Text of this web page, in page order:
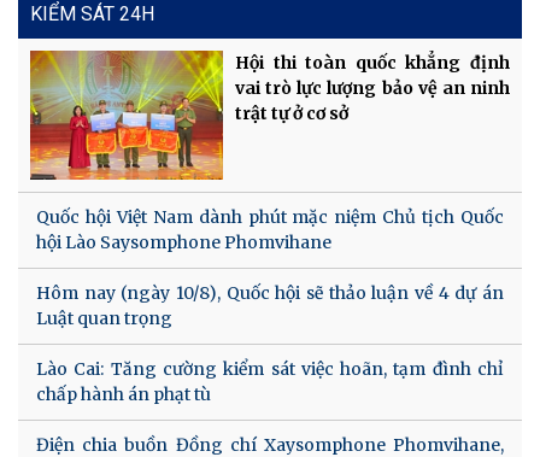
KIỂM SÁT 24H
Hội thi toàn quốc khẳng định
vai trò lực lượng bảo vệ an ninh
trật tự ở cơ sở
Quốc hội Việt Nam dành phút mặc niệm Chủ tịch Quốc
hội Lào Saysomphone Phomvihane
Hôm nay (ngày 10/8), Quốc hội sẽ thảo luận về 4 dự án
Luật quan trọng
Lào Cai: Tăng cường kiểm sát việc hoãn, tạm đình chỉ
chấp hành án phạt tù
Điện chia buồn Đồng chí Xaysomphone Phomvihane,